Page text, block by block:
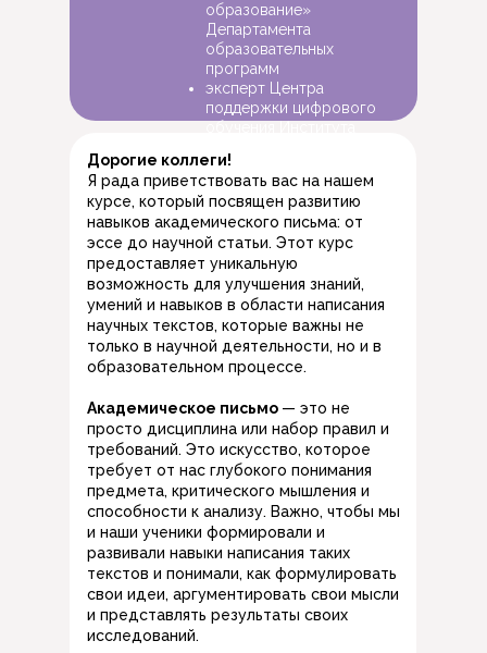
Дорогие коллеги!
Я рада приветствовать вас на нашем
курсе, который посвящен развитию
навыков академического письма: от
эссе до научной статьи. Этот курс
предоставляет уникальную
возможность для улучшения знаний,
умений и навыков в области написания
научных текстов, которые важны не
только в научной деятельности, но и в
образовательном процессе.
Академическое письмо — это не
просто дисциплина или набор правил и
требований. Это искусство, которое
требует от нас глубокого понимания
предмета, критического мышления и
способности к анализу. Важно, чтобы мы
и наши ученики формировали и
развивали навыки написания таких
текстов и понимали, как формулировать
свои идеи, аргументировать свои мысли
и представлять результаты своих
исследований.
образование»
Департамента
образовательных
программ
эксперт Центра
поддержки цифрового